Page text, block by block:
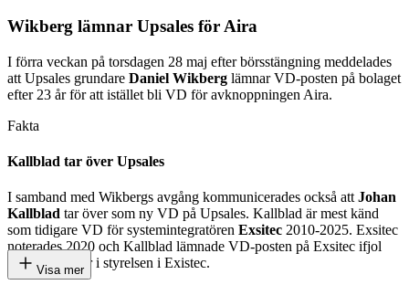
Wikberg lämnar Upsales för Aira
I förra veckan på torsdagen 28 maj efter börsstängning meddelades
att Upsales grundare Daniel Wikberg lämnar VD-posten på bolaget
efter 23 år för att istället bli VD för avknoppningen Aira.
Fakta
Kallblad tar över Upsales
I samband med Wikbergs avgång kommunicerades också attJohan
Kallblad tar över som ny VD på Upsales. Kallblad är mest känd
som tidigare VD för systemintegratören Exsitec 2010-2025. Exsitec
noterades 2020 och Kallblad lämnade VD-posten på Exsitec ifjol
men sitter kvar i styrelsen i Existec.
Visa mer